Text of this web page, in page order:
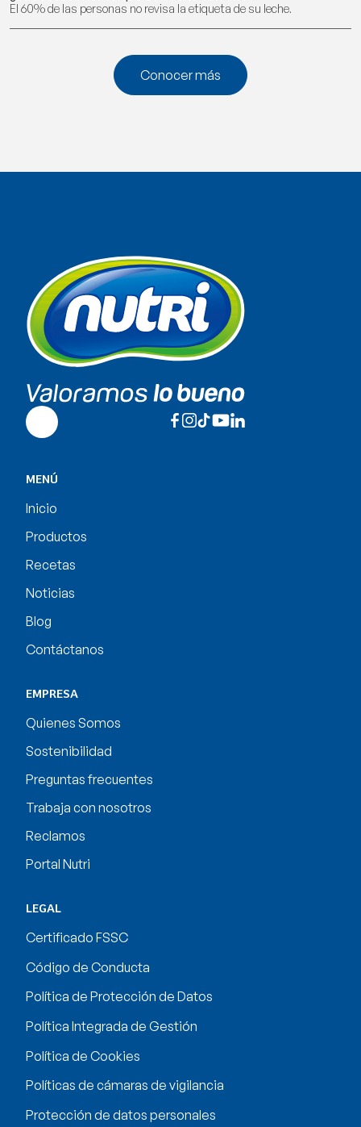
El 60% de las personas no revisa la etiqueta de su leche.
Conocer más
MENÚ
Inicio
Productos
Recetas
Noticias
Blog
Contáctanos
EMPRESA
Quienes Somos
Sostenibilidad
Preguntas frecuentes
Trabaja con nosotros
Reclamos
Portal Nutri
LEGAL
Certificado FSSC
Código de Conducta
Política de Protección de Datos
Política Integrada de Gestión
Política de Cookies
Políticas de cámaras de vigilancia
Protección de datos personales